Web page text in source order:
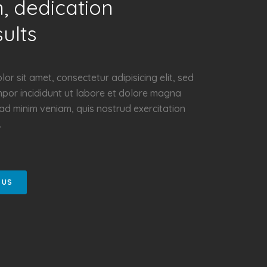
dedication
sit amet, consectetur adipisicing elit, sed
incididunt ut labore et dolore magna
minim veniam, quis nostrud exercitation